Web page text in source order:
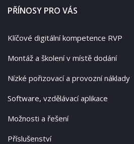
PŘÍNOSY PRO VÁS
Klíčové digitální kompetence RVP
Montáž a školení v místě dodání
Nízké pořizovací a provozní náklady
Software, vzdělávací aplikace
Možnosti a řešení
Příslušenství